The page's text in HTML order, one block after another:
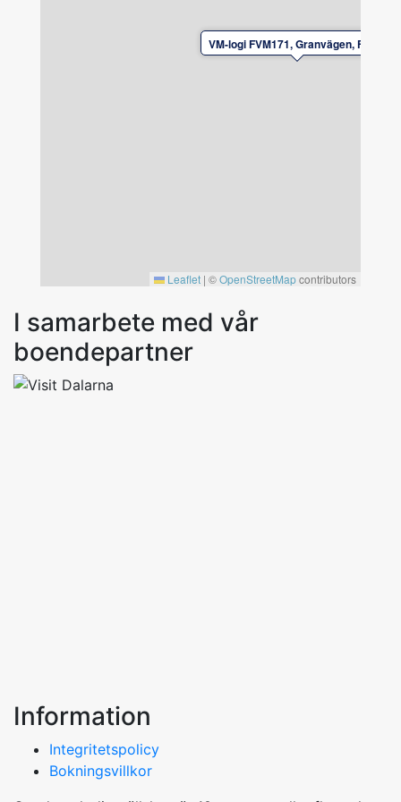
In- och utcheckning efter överenskommelse
VM-logi FVM171, Granvägen, Falun
Leaflet | ©OpenStreetMapcontributors
I samarbete med vår
boendepartner
Information
Integritetspolicy
Bokningsvillkor